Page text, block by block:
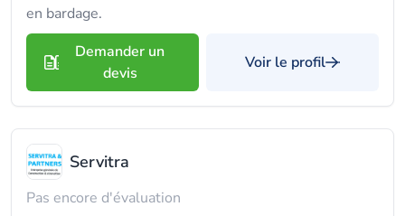
en bardage.
Demander un
devis
Voir le profil
Servitra
Pas encore d'évaluation